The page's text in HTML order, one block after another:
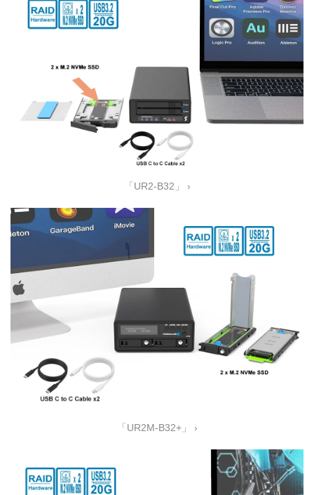
「UR2-B32」 ›
「UR2M-B32+」 ›